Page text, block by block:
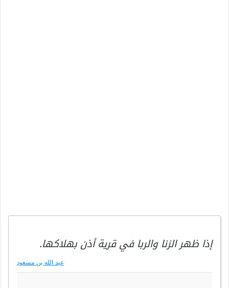
إذا ظهر الزنا والربا في قرية أذن بهلاكها.
عبد الله بن مسعود